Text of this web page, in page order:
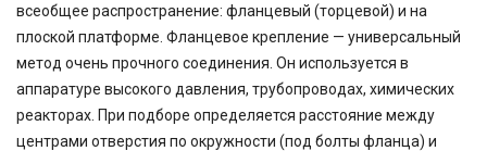
всеобщее распространение: фланцевый (торцевой) и на
плоской платформе. Фланцевое крепление — универсальный
метод очень прочного соединения. Он используется в
аппаратуре высокого давления, трубопроводах, химических
реакторах. При подборе определяется расстояние между
центрами отверстия по окружности (под болты фланца) и